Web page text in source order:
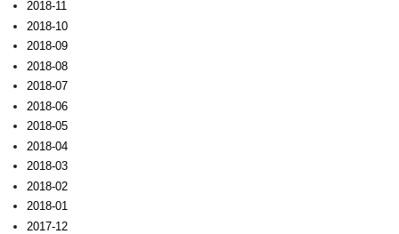
2018-11
2018-10
2018-09
2018-08
2018-07
2018-06
2018-05
2018-04
2018-03
2018-02
2018-01
2017-12